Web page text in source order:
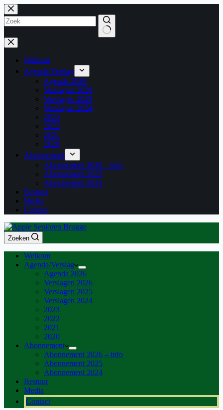
Ga
naar
de
Geen
resultaten
Welkom
Agenda/Verslag
Agenda 2026
Verslagen 2026
Verslagen 2025
Verslagen 2024
2023
2022
2021
2020
Abonnement
Abonnement 2026 – info
Abonnement 2025
Abonnement 2024
Bestuur
Media
Contact
Zoeken
Welkom
Agenda/Verslag
Agenda 2026
Verslagen 2026
Verslagen 2025
Verslagen 2024
2023
2022
2021
2020
Abonnement
Abonnement 2026 – info
Abonnement 2025
Abonnement 2024
Bestuur
Media
Contact